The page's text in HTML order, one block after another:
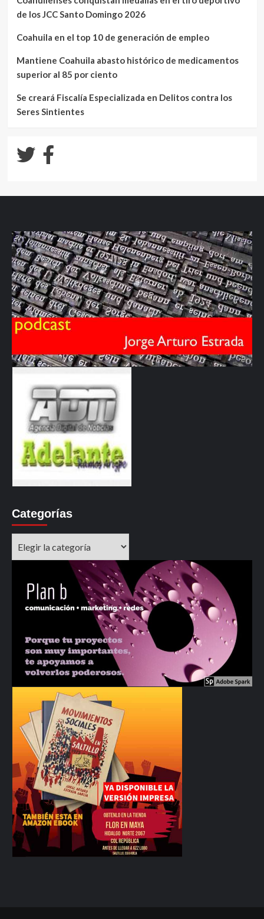
de los JCC Santo Domingo 2026
Coahuila en el top 10 de generación de empleo
Mantiene Coahuila abasto histórico de medicamentos
superior al 85 por ciento
Se creará Fiscalía Especializada en Delitos contra los
Seres Sintientes
Categorías